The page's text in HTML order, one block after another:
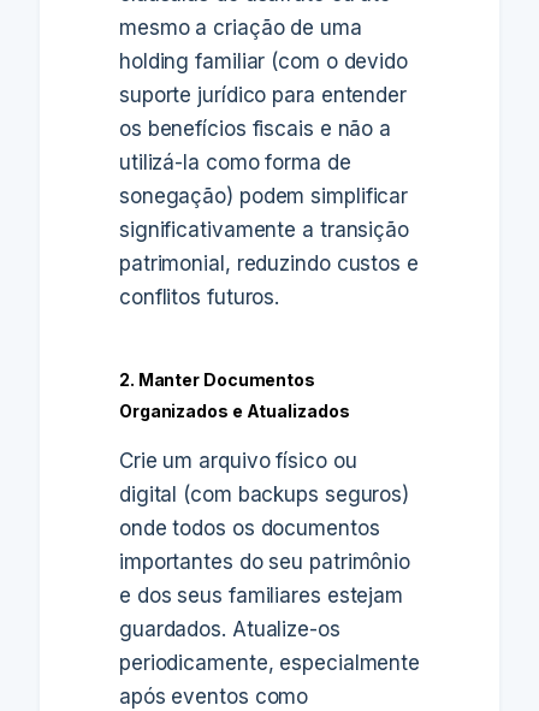
mesmo a criação de uma
holding familiar (com o devido
suporte jurídico para entender
os benefícios fiscais e não a
utilizá-la como forma de
sonegação) podem simplificar
significativamente a transição
patrimonial, reduzindo custos e
conflitos futuros.
2. Manter Documentos
Organizados e Atualizados
Crie um arquivo físico ou
digital (com backups seguros)
onde todos os documentos
importantes do seu patrimônio
e dos seus familiares estejam
guardados. Atualize-os
periodicamente, especialmente
após eventos como